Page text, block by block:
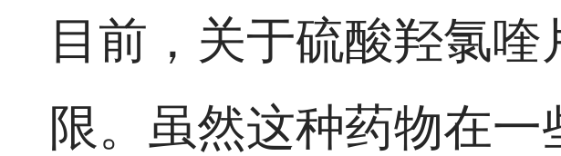
目前，关于硫酸羟氯
限。虽然这种药物在